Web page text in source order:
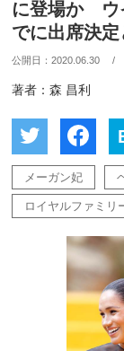
に登場か ウ
でに出席決
公開日：2020.06.30 /
著者：森 昌利
メーガン妃
ロイヤルファミリ